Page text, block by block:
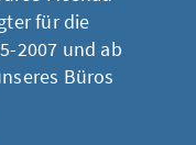
für die
2007 und ab
Büros